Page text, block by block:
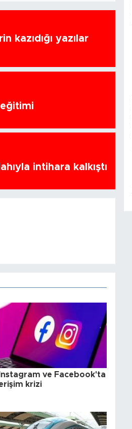
kazıdığı yazılar
intihara kalkıştı
Instagram ve Facebook'ta
krizi